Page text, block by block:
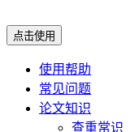
点击使用
使用帮助
常见问题
论文知识
查重常识